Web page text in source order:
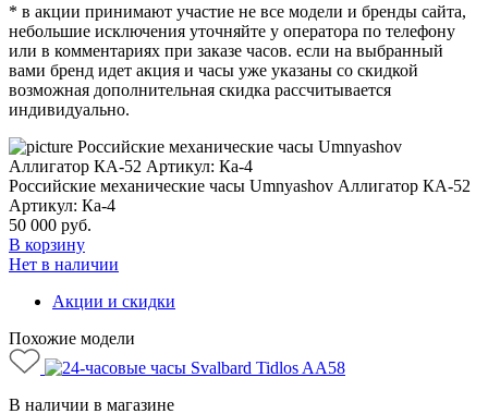
* в акции принимают участие не все модели и бренды сайта,
небольшие исключения уточняйте у оператора по телефону
или в комментариях при заказе часов. если на выбранный
вами бренд идет акция и часы уже указаны со скидкой
возможная дополнительная скидка рассчитывается
индивидуально.
Российские механические часы Umnyashov Аллигатор КА-52
Артикул: Ка-4
50 000 руб.
В корзину
Нет в наличии
Акции и скидки
Похожие модели
В наличии в магазине